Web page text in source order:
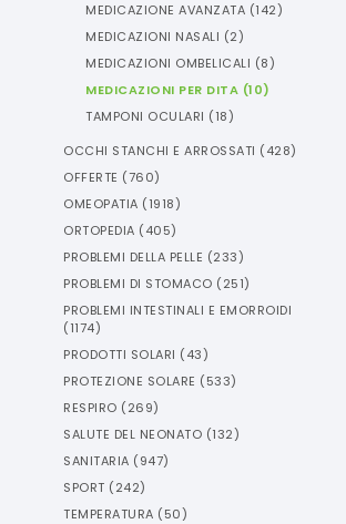
MEDICAZIONE AVANZATA (142)
MEDICAZIONI NASALI (2)
MEDICAZIONI OMBELICALI (8)
MEDICAZIONI PER DITA (10)
TAMPONI OCULARI (18)
OCCHI STANCHI E ARROSSATI (428)
OFFERTE (760)
OMEOPATIA (1918)
ORTOPEDIA (405)
PROBLEMI DELLA PELLE (233)
PROBLEMI DI STOMACO (251)
PROBLEMI INTESTINALI E EMORROIDI
(1174)
PRODOTTI SOLARI (43)
PROTEZIONE SOLARE (533)
RESPIRO (269)
SALUTE DEL NEONATO (132)
SANITARIA (947)
SPORT (242)
TEMPERATURA (50)